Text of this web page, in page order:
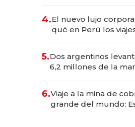
4.El nuevo lujo
qué en Perú los
transformadoras
5.Dos argentinos
6,2 millones de la
6.Viaje a la mina de
grande del mundo: